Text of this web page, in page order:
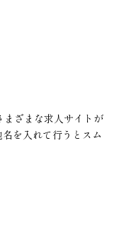
ざまな求人サイトが
を入れて行うとスム